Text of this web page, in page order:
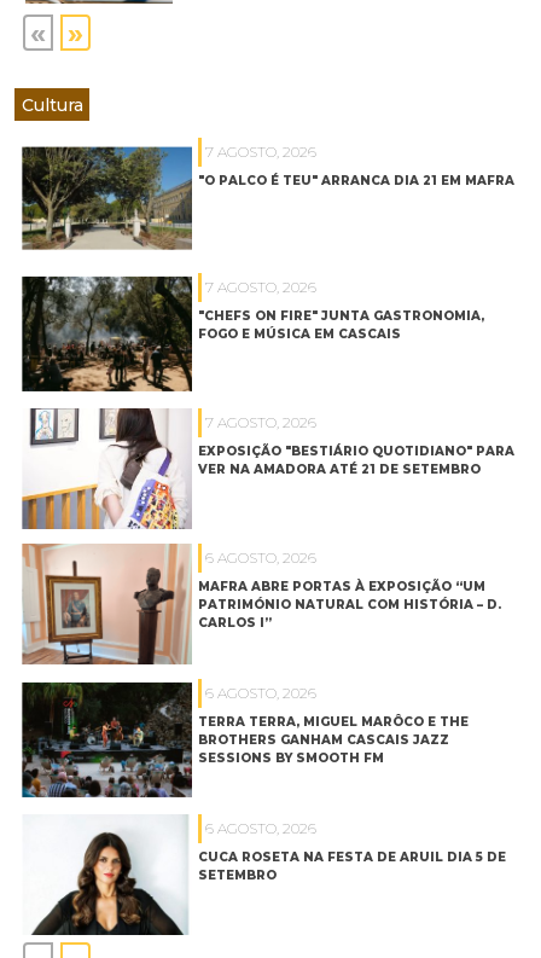
« »
Cultura
7 AGOSTO, 2026
"O PALCO É TEU" ARRANCA DIA 21 EM MAFRA
7 AGOSTO, 2026
"CHEFS ON FIRE" JUNTA GASTRONOMIA,
FOGO E MÚSICA EM CASCAIS
7 AGOSTO, 2026
EXPOSIÇÃO "BESTIÁRIO QUOTIDIANO" PARA
VER NA AMADORA ATÉ 21 DE SETEMBRO
6 AGOSTO, 2026
MAFRA ABRE PORTAS À EXPOSIÇÃO “UM
PATRIMÓNIO NATURAL COM HISTÓRIA – D.
CARLOS I”
6 AGOSTO, 2026
TERRA TERRA, MIGUEL MARÔCO E THE
BROTHERS GANHAM CASCAIS JAZZ
SESSIONS BY SMOOTH FM
6 AGOSTO, 2026
CUCA ROSETA NA FESTA DE ARUIL DIA 5 DE
SETEMBRO